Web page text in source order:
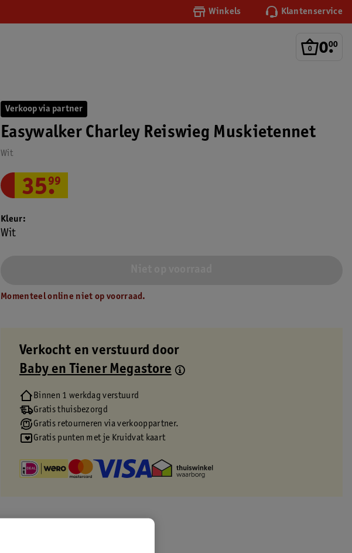
Winkels Klantenservice
0.
00
Verkoop via partner
Easywalker Charley Reiswieg Muskietennet
Wit
35.
99
Kleur
Wit
Momenteel online niet op voorraad.
Verkocht en verstuurd door
Baby en Tiener Megastore
Binnen 1 werkdag verstuurd
Gratis thuisbezorgd
Gratis retourneren via verkooppartner.
Gratis punten met je Kruidvat kaart